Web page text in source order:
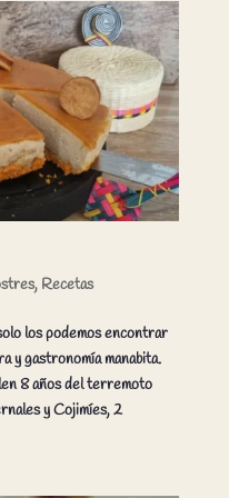
, Recetas
los podemos encontrar
y gastronomía manabita.
8 años del terremoto
y Cojimíes, 2